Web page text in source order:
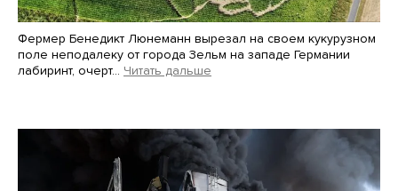
Фермер Бенедикт Люнеманн вырезал на своем кукурузном
поле неподалеку от города Зельм на западе Германии
лабиринт, очерт… Читать дальше